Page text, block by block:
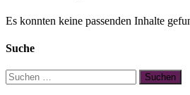
Es konnten keine passenden Inhalte
Suche
Suchen
nach: